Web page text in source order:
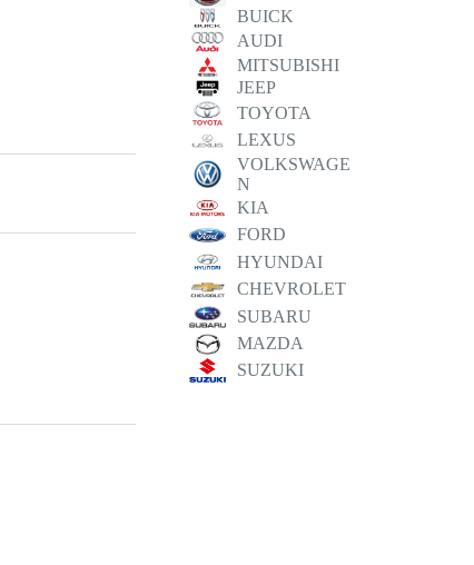
BUICK
AUDI
MITSUBISHI
JEEP
TOYOTA
LEXUS
VOLKSWAGE
N
KIA
FORD
HYUNDAI
CHEVROLET
SUBARU
MAZDA
SUZUKI